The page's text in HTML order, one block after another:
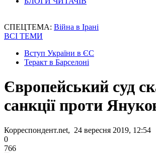
СПЕЦТЕМА: Війна в Ірані
ВСІ ТЕМИ
Вступ України в ЄС
Теракт в Барселоні
Європейський суд
санкції проти
Корреспондент.net, 24 вересня 2019, 12:54
0
766